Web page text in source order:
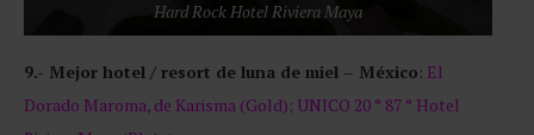
Hard Rock Hotel Riviera Maya
9.- Mejor hotel / resort de luna de miel – México: El
Dorado Maroma, de Karisma (Gold); UNICO 20 ° 87 ° Hotel